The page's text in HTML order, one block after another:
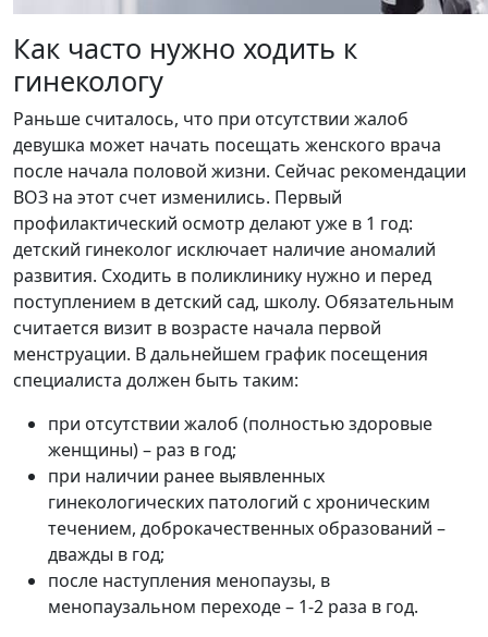
Как часто нужно ходить к
гинекологу
Раньше считалось, что при отсутствии жалоб
девушка может начать посещать женского врача
после начала половой жизни. Сейчас рекомендации
ВОЗ на этот счет изменились. Первый
профилактический осмотр делают уже в 1 год:
детский гинеколог исключает наличие аномалий
развития. Сходить в поликлинику нужно и перед
поступлением в детский сад, школу. Обязательным
считается визит в возрасте начала первой
менструации. В дальнейшем график посещения
специалиста должен быть таким:
при отсутствии жалоб (полностью здоровые
женщины) – раз в год;
при наличии ранее выявленных
гинекологических патологий с хроническим
течением, доброкачественных образований –
дважды в год;
после наступления менопаузы, в
менопаузальном переходе – 1-2 раза в год.